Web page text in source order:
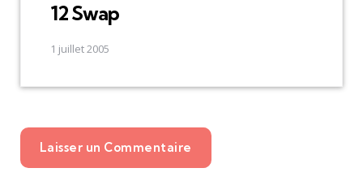
12 Swap
1 juillet 2005
Laisser un Commentaire